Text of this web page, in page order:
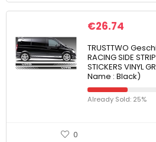
€26.74
TRUSTTWO
RACING SIDE
STICKERS VINYL
Name : Black)
Already Sold: 25%
0